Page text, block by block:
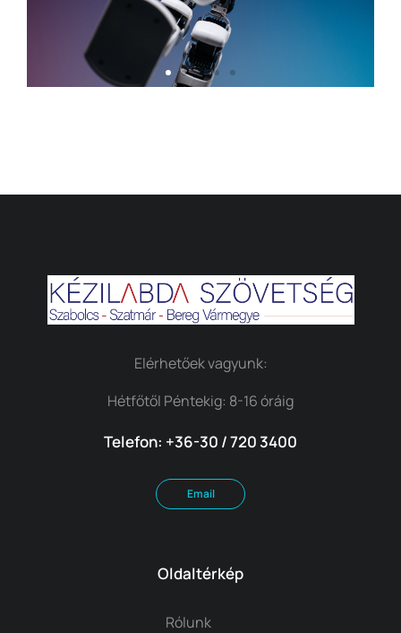
Elérhetőek vagyunk:
Hétfőtől Péntekig: 8-16 óráig
Telefon: +36-30 / 720 3400
Email
Oldaltérkép
Rólunk